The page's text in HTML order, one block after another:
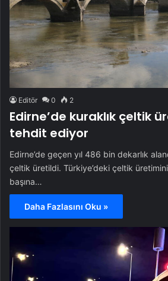
Editör 0 2
Edirne’de kuraklık çeltik
tehdit ediyor
Edirne’de geçen yıl 486 bin dekarlık
çeltik üretildi. Türkiye’deki çeltik
başına…
Daha Fazlasını Oku »